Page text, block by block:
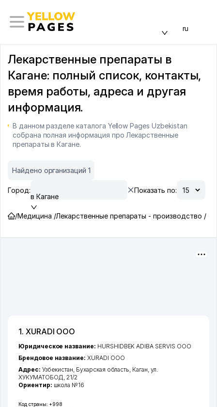
ru
Лекарственные препараты в
Кагане: полный список, контакты,
время работы, адреса и другая
информация.
В данном разделе каталога Yellow Pages Uzbekistan
собрана полная информация про Лекарственные
препараты в Кагане.
Найдено организаций 1
Город:
в Кагане
Показать по:
/Медицина /Лекарственные препараты - производство /
1. XURADI ООО
Код страны: +998
Юридическое название: HURSHIDBEK ADIBA SERVIS ООО
Брендовое название: XURADI ООО
Адрес: Узбекистан, Бухарская область, Каган, ул.
ХУКУМАТОБОД, 21/2
Ориентир: школа №16